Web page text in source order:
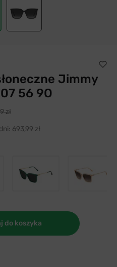
Jimmy
56 9O
zł
693,99 zł
do koszyka